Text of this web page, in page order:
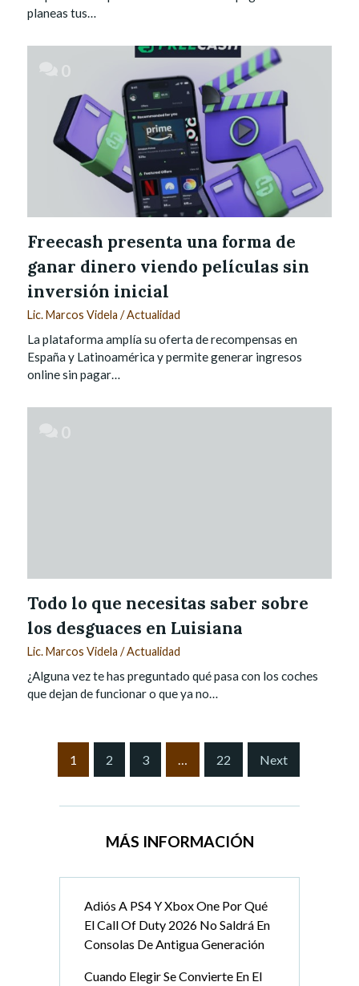
planeas tus…
Freecash presenta una forma de
ganar dinero viendo películas sin
inversión inicial
Lic. Marcos Videla /Actualidad
La plataforma amplía su oferta de recompensas en
España y Latinoamérica y permite generar ingresos
online sin pagar…
Todo lo que necesitas saber sobre
los desguaces en Luisiana
Lic. Marcos Videla /Actualidad
¿Alguna vez te has preguntado qué pasa con los coches
que dejan de funcionar o que ya no…
1 2 3 22 Next
MÁS INFORMACIÓN
Adiós A PS4 Y Xbox One Por Qué
El Call Of Duty 2026 No Saldrá En
Consolas De Antigua Generación
Cuando Elegir Se Convierte En El